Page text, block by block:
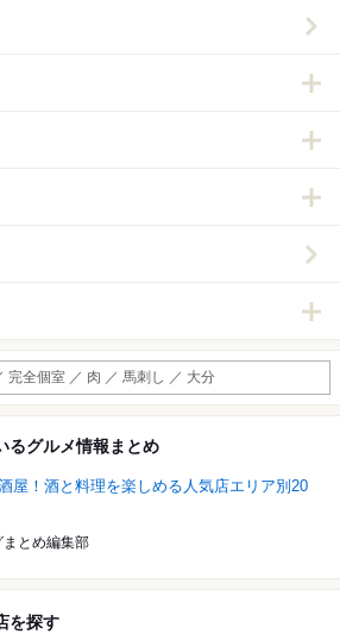
完全個室 ／ 肉 ／ 馬刺し ／ 大分
るグルメ情報まとめ
屋！酒と料理を楽しめる人気店エリア別20
まとめ編集部
を探す